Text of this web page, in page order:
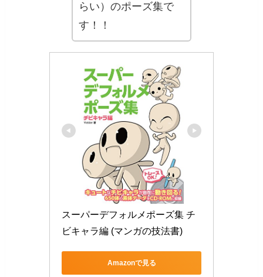
らい）のポーズ集で
す！！
スーパーデフォルメポーズ集 チ
ビキャラ編 (マンガの技法書)
Amazonで見る